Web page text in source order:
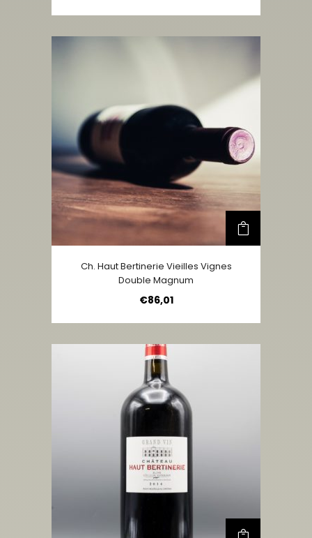
Ch. Haut Bertinerie Vieilles Vignes
Double Magnum
€86,01